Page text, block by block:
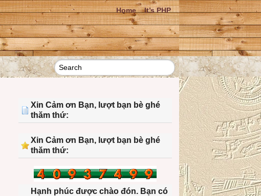
Home It’s PHP
Xin Cảm ơn Bạn, lượt bạn bè ghé
thăm thứ:
Xin Cảm ơn Bạn, lượt bạn bè ghé
thăm thứ:
Hạnh phúc được chào đón. Bạn có